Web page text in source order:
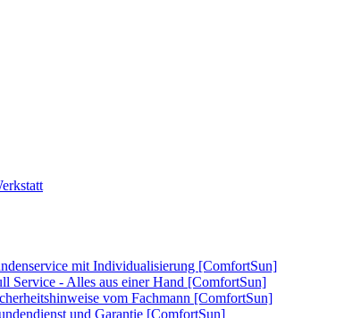
mit Individualisierung [ComfortSun]
Service - Alles aus einer Hand [ComfortSun]
vom Fachmann [ComfortSun]
und Garantie [ComfortSun]